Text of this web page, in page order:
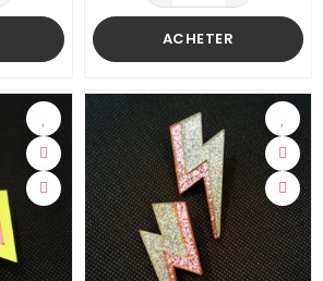
ACHETER